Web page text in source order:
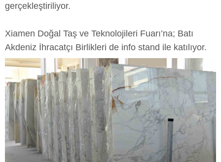
gerçekleştiriliyor.
Xiamen Doğal Taş ve Teknolojileri Fuarı’na; Batı
Akdeniz İhracatçı Birlikleri de info stand ile katılıyor.